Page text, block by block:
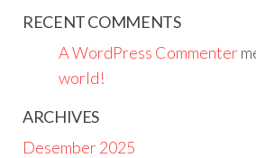
RECENT COMMENTS
A WordPress Commenter
world!
ARCHIVES
Desember 2025